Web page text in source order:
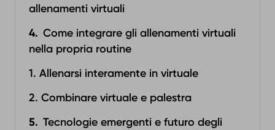
allenamenti virtuali
Come integrare gli allenamenti virtuali
nella propria routine
1. Allenarsi interamente in virtuale
2. Combinare virtuale e palestra
Tecnologie emergenti e futuro degli